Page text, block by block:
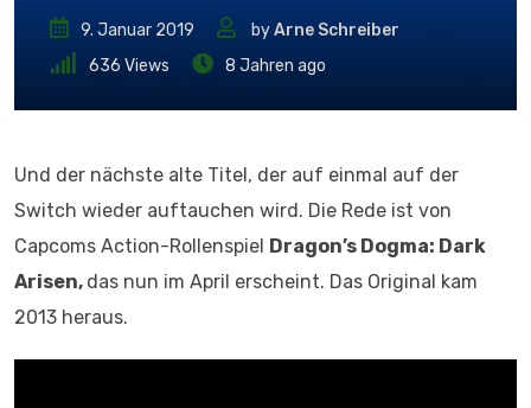
9. Januar 2019 byArne Schreiber
636 Views 8 Jahren ago
Und der nächste alte Titel, der auf einmal auf der
Switch wieder auftauchen wird. Die Rede ist von
Capcoms Action-Rollenspiel Dragon’s Dogma: Dark
Arisen, das nun im April erscheint. Das Original kam
2013 heraus.